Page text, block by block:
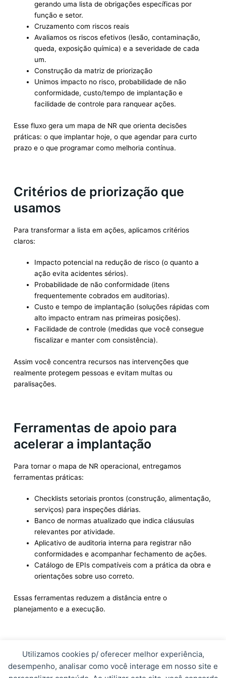
Utilizamos cookies p/ oferecer melhor experiência,
desempenho, analisar como você interage em nosso site e
gerando uma lista de obrigações específicas por
função e setor.
Cruzamento com riscos reais
Avaliamos os riscos efetivos (lesão, contaminação,
queda, exposição química) e a severidade de cada
um.
Construção da matriz de priorização
Unimos impacto no risco, probabilidade de não
conformidade, custo/tempo de implantação e
facilidade de controle para ranquear ações.
Esse fluxo gera um mapa de NR que orienta decisões
práticas: o que implantar hoje, o que agendar para curto
prazo e o que programar como melhoria contínua.
Critérios de priorização que
usamos
Para transformar a lista em ações, aplicamos critérios
claros:
Impacto potencial na redução de risco (o quanto a
ação evita acidentes sérios).
Probabilidade de não conformidade (itens
frequentemente cobrados em auditorias).
Custo e tempo de implantação (soluções rápidas com
alto impacto entram nas primeiras posições).
Facilidade de controle (medidas que você consegue
fiscalizar e manter com consistência).
Assim você concentra recursos nas intervenções que
realmente protegem pessoas e evitam multas ou
paralisações.
Ferramentas de apoio para
acelerar a implantação
Para tornar o mapa de NR operacional, entregamos
ferramentas práticas:
Checklists setoriais prontos (construção, alimentação,
serviços) para inspeções diárias.
Banco de normas atualizado que indica cláusulas
relevantes por atividade.
Aplicativo de auditoria interna para registrar não
conformidades e acompanhar fechamento de ações.
Catálogo de EPIs compatíveis com a prática da obra e
orientações sobre uso correto.
Essas ferramentas reduzem a distância entre o
planejamento e a execução.
Benefícios de uma visão
integrada